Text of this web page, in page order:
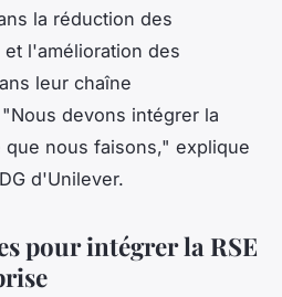
la réduction des
l'amélioration des
leur chaîne
"Nous devons intégrer la
nous faisons," explique
d'Unilever.
pour intégrer la RSE